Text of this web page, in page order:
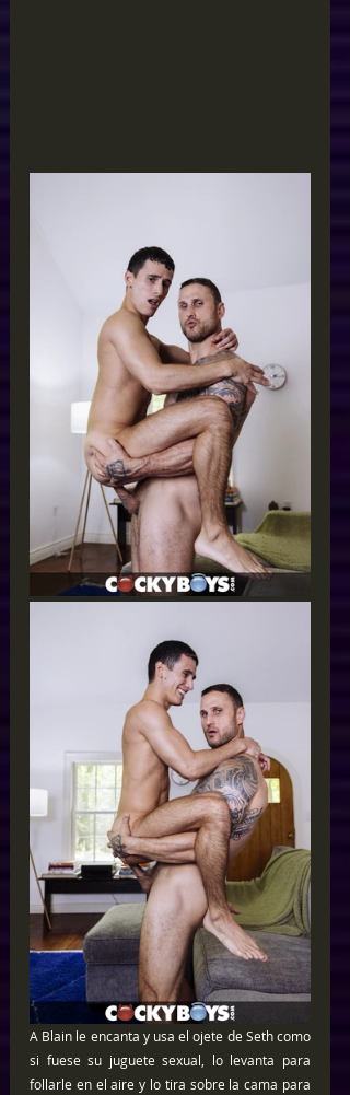
A Blain le encanta y usa el ojete de Seth como
si fuese su juguete sexual, lo levanta para
follarle en el aire y lo tira sobre la cama para